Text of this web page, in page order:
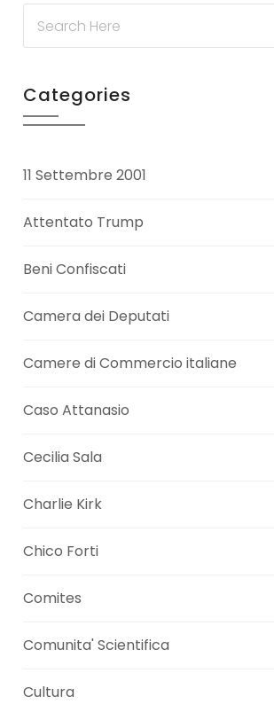
Categories
11 Settembre 2001
Attentato Trump
Beni Confiscati
Camera dei Deputati
Camere di Commercio italiane
Caso Attanasio
Cecilia Sala
Charlie Kirk
Chico Forti
Comites
Comunita' Scientifica
Cultura